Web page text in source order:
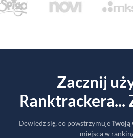
Zacznij
Ranktrackera...
Dowiedz się, co powstrzymujeTwoją
miejsca w